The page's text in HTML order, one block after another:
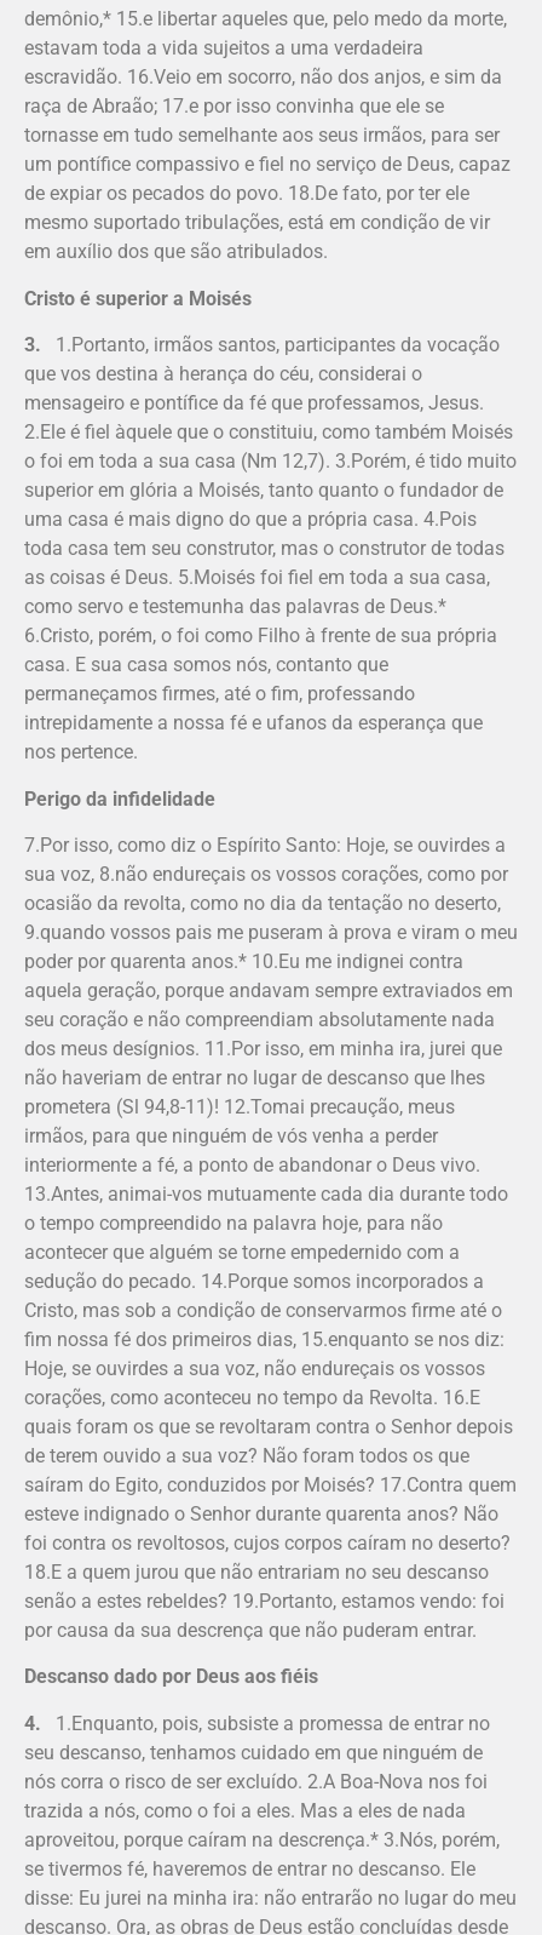
demônio,* 15.e libertar aqueles que, pelo medo da morte,
estavam toda a vida sujeitos a uma verdadeira
escravidão. 16.Veio em socorro, não dos anjos, e sim da
raça de Abraão; 17.e por isso convinha que ele se
tornasse em tudo semelhante aos seus irmãos, para ser
um pontífice compassivo e fiel no serviço de Deus, capaz
de expiar os pecados do povo. 18.De fato, por ter ele
mesmo suportado tribulações, está em condição de vir
em auxílio dos que são atribulados.
Cristo é superior a Moisés
3. 1.Portanto, irmãos santos, participantes da vocação
que vos destina à herança do céu, conside­rai o
mensageiro e pontífice da fé que professamos, Jesus.
2.Ele é fiel àquele que o constituiu, como também Moisés
o foi em toda a sua casa (Nm 12,7). 3.Porém, é tido muito
superior em glória a Moisés, tanto quanto o fundador de
uma casa é mais digno do que a própria casa. 4.Pois
toda casa tem seu construtor, mas o construtor de todas
as coisas é Deus. 5.Moisés foi fiel em toda a sua casa,
como servo e testemunha das palavras de Deus.*
6.Cristo, porém, o foi como Filho à frente de sua própria
casa. E sua casa somos nós, contanto que
permaneçamos firmes, até o fim, professando
intrepidamente a nossa fé e ufanos da esperança que
nos pertence.
Perigo da infidelidade
7.Por isso, como diz o Espírito Santo: Hoje, se ouvirdes a
sua voz, 8.não endureçais os vossos corações, como por
ocasião da revolta, como no dia da tentação no deserto,
9.quando vossos pais me puseram à prova e viram o meu
poder por quarenta anos.* 10.Eu me indignei contra
aquela geração, porque andavam sempre extraviados em
seu coração e não compreendiam absolutamente nada
dos meus desígnios. 11.Por isso, em minha ira, jurei que
não haveriam de entrar no lugar de descanso que lhes
prometera (Sl 94,8-11)! 12.Tomai precaução, meus
irmãos, para que ninguém de vós venha a perder
interiormente a fé, a ponto de abandonar o Deus vivo.
13.Antes, animai-vos mutuamente cada dia durante todo
o tempo compreendido na palavra hoje, para não
acontecer que alguém se torne empedernido com a
sedução do pecado. 14.Porque somos incorporados a
Cristo, mas sob a condição de conservarmos firme até o
fim nossa fé dos primeiros dias, 15.enquanto se nos diz:
Hoje, se ouvirdes a sua voz, não endureçais os vossos
corações, como aconteceu no tempo da Revolta. 16.E
quais foram os que se revoltaram contra o Senhor depois
de terem ouvido a sua voz? Não foram todos os que
saíram do Egito, conduzidos por Moisés? 17.Contra quem
esteve indignado o Senhor durante quarenta anos? Não
foi contra os revoltosos, cujos corpos caíram no deserto?
18.E a quem jurou que não entrariam no seu descanso
senão a estes rebeldes? 19.Portanto, estamos vendo: foi
por causa da sua descrença que não puderam entrar.
Descanso dado por Deus aos fiéis
4. 1.Enquanto, pois, subsiste a promessa de entrar no
seu descanso, tenhamos cuidado em que ninguém de
nós corra o risco de ser excluído. 2.A Boa-Nova nos foi
trazida a nós, como o foi a eles. Mas a eles de nada
aproveitou, porque caíram na descrença.* 3.Nós, porém,
se tivermos fé, haveremos de entrar no descanso. Ele
disse: Eu jurei na minha ira: não entrarão no lugar do meu
descanso. Ora, as obras de Deus estão concluídas desde